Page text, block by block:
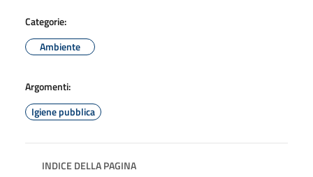
Categorie:
Ambiente
Argomenti:
Igiene pubblica
INDICE DELLA PAGINA